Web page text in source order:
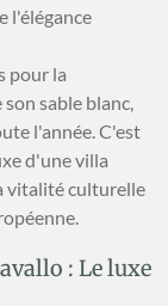
l'élégance
pour la
sable blanc,
l'année. C'est
d'une villa
vitalité culturelle
: Le luxe